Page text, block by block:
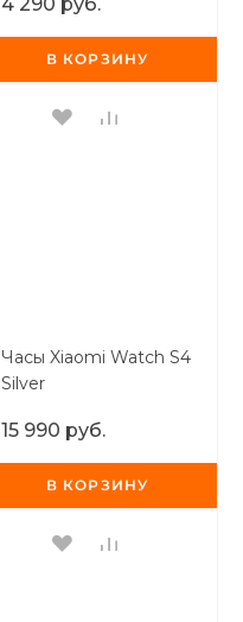
4 290 руб.
В КОРЗИНУ
Часы Xiaomi Watch S4
Silver
15 990 руб.
В КОРЗИНУ